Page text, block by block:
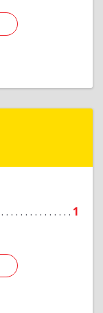
1
Подробнее